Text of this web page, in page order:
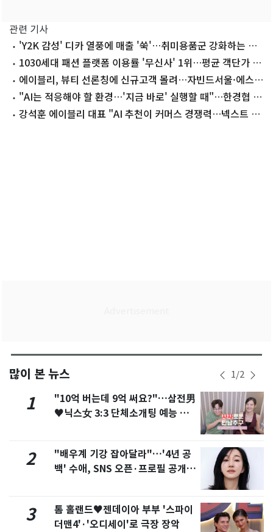
관련 기사
'Y2K 감성' 디카 열풍에 매출 '쑥'…취미용품군 강화하는 패
션앱1030세대 패션 플랫폼 이용률 '무신사' 1위…평균 객단가 1
위는 '29CM'
에이블리, 뷰티 선론칭에 신규고객 몰려…자빈드서울·에스
쁘아 등 거래액↑
"AI는 적응해야 할 환경…'지금 바로' 실행할 때"…한경협 제
주포럼 폐막(종합)
강석훈 에이블리 대표 "AI 추천이 커머스 경쟁력…넥스트 만
많이 본 뉴스 1/2
1
"10억 버는데 9억 써요?"…삼전男
♥닉스女 3:3 단체소개팅 예능 화
2
"배우계 기강 잡아달라"…'4년 공
백' 수애, SNS 오픈·프로필 공개
3
톰 홀랜드♥젠데이아 부부 '스파이
더맨4'·'오디세이'로 극장 장악